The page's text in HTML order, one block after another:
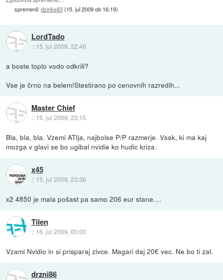
spremenil:dzinks63(15. jul 2009 ob 16:19)
LordTado
:: 15. jul 2009, 22:46
a boste toplo vodo odkrili?
Vse je črno na belem!Stestirano po cenovnih razredih...
Master Chief
:: 15. jul 2009, 23:15
Bla, bla, bla. Vzemi ATIja, najbolse P/P razmerje. Vsak, ki ma kaj
mozga v glavi se bo ugibal nvidie ko hudic kriza.
x45
:: 15. jul 2009, 23:36
x2 4850 je mala pošast pa samo 206 eur stane....
Tilen
:: 16. jul 2009, 00:00
Vzami Nvidio in si prisparaj zivce. Magari daj 20€ vec. Ne bo ti zal.
drzni86